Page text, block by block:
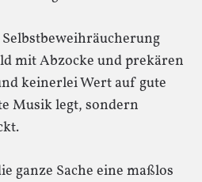
mit Abzocke und prekären
keinerlei Wert auf gute
Musik legt, sondern
ganze Sache eine maßlos